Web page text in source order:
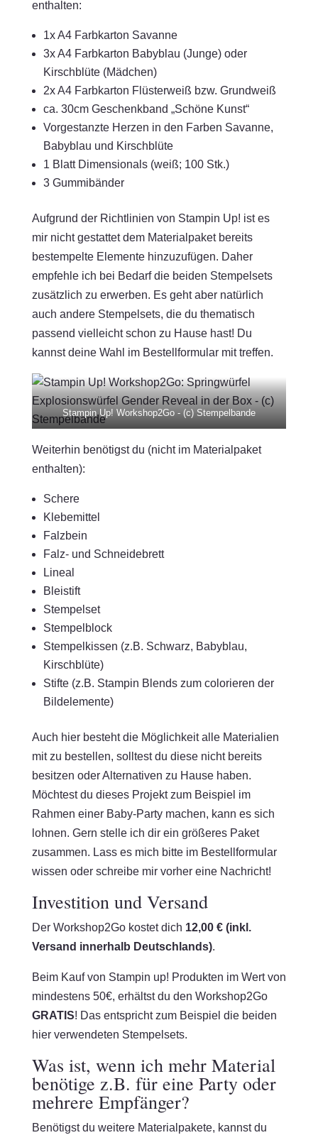
enthalten:
1x A4 Farbkarton Savanne
3x A4 Farbkarton Babyblau (Junge) oder
Kirschblüte (Mädchen)
2x A4 Farbkarton Flüsterweiß bzw. Grundweiß
ca. 30cm Geschenkband „Schöne Kunst“
Vorgestanzte Herzen in den Farben Savanne,
Babyblau und Kirschblüte
1 Blatt Dimensionals (weiß; 100 Stk.)
3 Gummibänder
Aufgrund der Richtlinien von Stampin Up! ist es
mir nicht gestattet dem Materialpaket bereits
bestempelte Elemente hinzuzufügen. Daher
empfehle ich bei Bedarf die beiden Stempelsets
zusätzlich zu erwerben. Es geht aber natürlich
auch andere Stempelsets, die du thematisch
passend vielleicht schon zu Hause hast! Du
kannst deine Wahl im Bestellformular mit treffen.
Stampin Up! Workshop2Go - (c) Stempelbande
Weiterhin benötigst du (nicht im Materialpaket
enthalten):
Schere
Klebemittel
Falzbein
Falz- und Schneidebrett
Lineal
Bleistift
Stempelset
Stempelblock
Stempelkissen (z.B. Schwarz, Babyblau,
Kirschblüte)
Stifte (z.B. Stampin Blends zum colorieren der
Bildelemente)
Auch hier besteht die Möglichkeit alle Materialien
mit zu bestellen, solltest du diese nicht bereits
besitzen oder Alternativen zu Hause haben.
Möchtest du dieses Projekt zum Beispiel im
Rahmen einer Baby-Party machen, kann es sich
lohnen. Gern stelle ich dir ein größeres Paket
zusammen. Lass es mich bitte im Bestellformular
wissen oder schreibe mir vorher eine Nachricht!
Investition und Versand
Der Workshop2Go kostet dich 12,00 € (inkl.
Versand innerhalb Deutschlands).
Beim Kauf von Stampin up! Produkten im Wert von
mindestens 50€, erhältst du den Workshop2Go
GRATIS! Das entspricht zum Beispiel die beiden
hier verwendeten Stempelsets.
Was ist, wenn ich mehr Material
benötige z.B. für eine Party oder
mehrere Empfänger?
Benötigst du weitere Materialpakete, kannst du